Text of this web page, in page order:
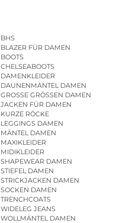
BHS
BLAZER FÜR DAMEN
BOOTS
CHELSEABOOTS
DAMENKLEIDER
DAUNENMÄNTEL DAMEN
GROSSE GRÖSSEN DAMEN
JACKEN FÜR DAMEN
KURZE RÖCKE
LEGGINGS DAMEN
MÄNTEL DAMEN
MAXIKLEIDER
MIDIKLEIDER
SHAPEWEAR DAMEN
STIEFEL DAMEN
STRICKJACKEN DAMEN
SOCKEN DAMEN
TRENCHCOATS
WIDELEG JEANS
WOLLMÄNTEL DAMEN